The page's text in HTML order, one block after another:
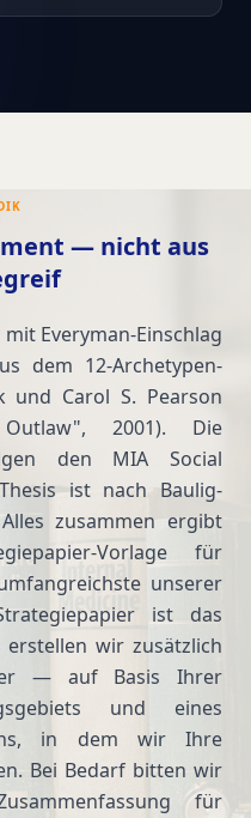
— nicht aus
mit Everyman-Einschlag
dem 12-Archetypen-
Carol S. Pearson
2001). Die
den MIA Social
ist nach Baulig-
zusammen ergibt
Vorlage für
unserer
ist das
erstellen wir zusätzlich
— auf Basis Ihrer
und eines
in dem wir Ihre
Bei Bedarf bitten wir
für